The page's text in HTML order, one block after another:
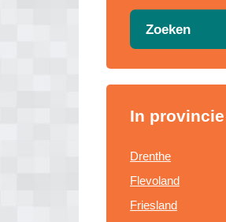
Zoeken
In provincie
Drenthe
Flevoland
Friesland